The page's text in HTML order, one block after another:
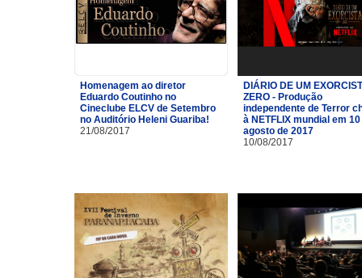
Homenagem ao diretor
Eduardo Coutinho no
Cineclube ELCV de Setembro
no Auditório Heleni Guariba!
21/08/2017
DIÁRIO DE UM
ZERO - Produção
independente de Terror
à NETFLIX mundial em
agosto de 2017
10/08/2017